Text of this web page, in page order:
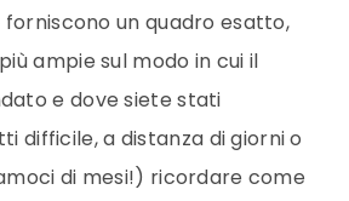
un quadro esatto,
ampie sul modo in cui il
e dove siete stati
difficile, a distanza di giorni o
di mesi!) ricordare come